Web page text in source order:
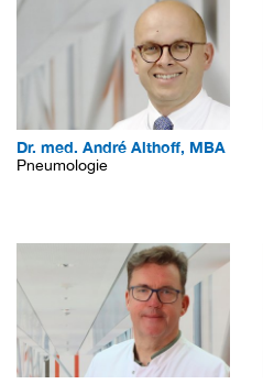
Dr. med. André Althoff, MBA
Pneumologie